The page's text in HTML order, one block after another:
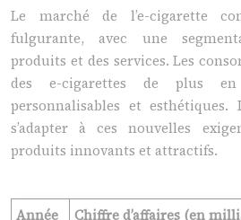
Le marché de l’e-cigarette
fulgurante, avec une
produits et des services. Les
des e-cigarettes de plus en
personnalisables et esthétiques.
s’adapter à ces nouvelles
produits innovants et attractifs.
Année Chiffre d’affaires (en